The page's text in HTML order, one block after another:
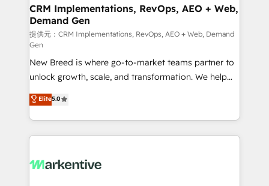
せください。
trainers to drive platform adoption. 📈 Revenue
Generation - Full-funnel marketing and high-
performance advertising via Point Success Media. -
Expert deployment of Breeze AI and custom agents
to automate growth. 🏆 Elite Excellence - 8 platform
accreditations and deep HIPAA-compliance
expertise. - A team of 250+ experts dedicated to
your resilient growth.
CRM Implementations, RevOps, AEO + Web,
Demand Gen
提供元：CRM Implementations, RevOps, AEO + Web, Demand
Gen
New Breed is where go-to-market teams partner to
unlock growth, scale, and transformation. We help
companies activate HubSpot’s AI-powered
customer platform and operationalize HubSpot’s
Loop Marketing framework through expert-led
services, smart agents, and purpose-built apps,
results, fast. ⚙️CRM & RevOps: Align all Hubs to your
Elite5.0